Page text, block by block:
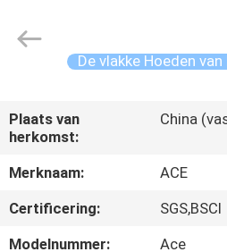
PRODUCTEN
ONGEVEER
ONS
De vlakke Hoeden
Plaats van
herkomst:
China
Merknaam:
ACE
Certificering:
SGS,BSCI
Modelnummer:
Ace